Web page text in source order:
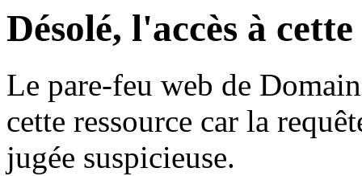
Désolé, l'accès à
Le pare-feu web de
cette ressource car la
jugée suspicieuse.